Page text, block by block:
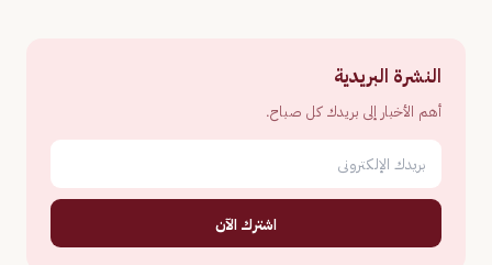
النشرة البريدية
أهم الأخبار إلى بريدك كل صباح.
اشترك الآن